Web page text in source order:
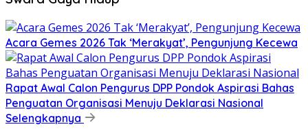
Acara Gemes 2026 Tak ‘Merakyat’, Pengunjung Kecewa
Rapat Awal Calon Pengurus DPP Pondok Aspirasi Bahas
Penguatan Organisasi Menuju Deklarasi Nasional
Selengkapnya